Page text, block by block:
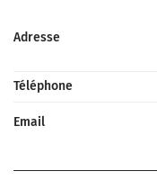
Adresse
Téléphone
Email